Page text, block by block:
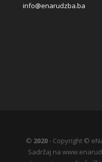
info@enarudzba.ba
© 2020- Copyright ©
Sadržaj na